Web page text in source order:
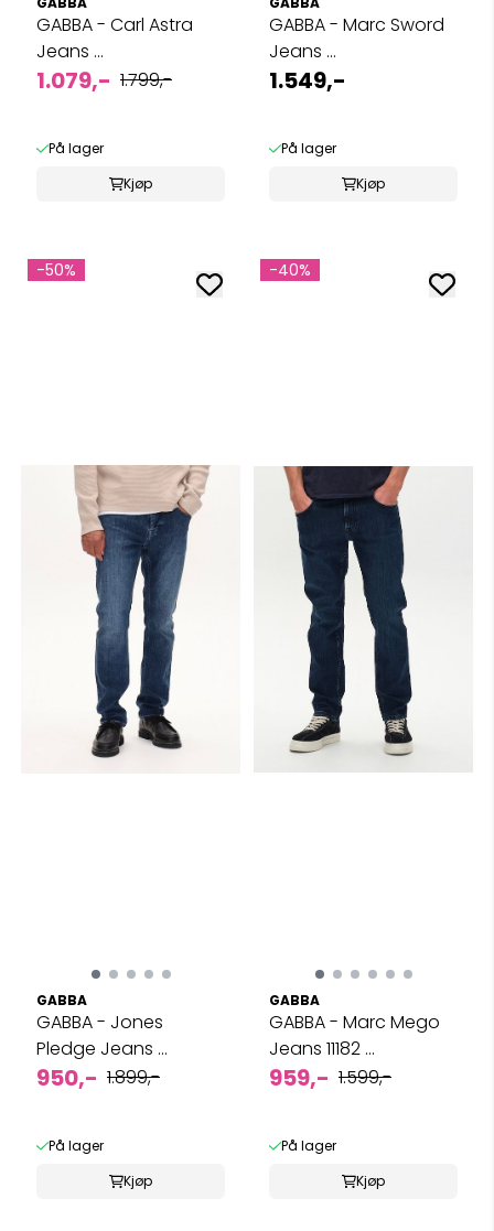
GABBA - Carl Astra
Jeans ...
1.079,- 1.799,-
På lager
Kjøp
GABBA - Marc Sword
Jeans ...
1.549,-
På lager
Kjøp
-50%
GABBA
GABBA - Jones
Pledge Jeans ...
950,- 1.899,-
På lager
Kjøp
-40%
GABBA
GABBA - Marc Mego
Jeans 11182 ...
959,- 1.599,-
På lager
Kjøp